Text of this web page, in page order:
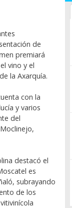
de
premiará
vino y el
la Axarquía.
con la
y varios
del
destacó el
es
subrayando
de los